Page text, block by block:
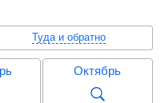
Туда и обратно
Октябрь